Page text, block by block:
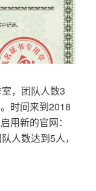
，团队人数3
时间来到2018
用新的官网：
人数达到5人，